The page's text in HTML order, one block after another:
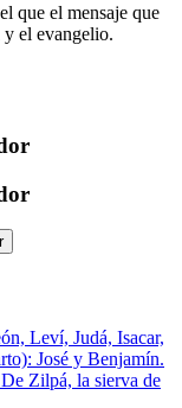
que el mensaje que
y el evangelio.